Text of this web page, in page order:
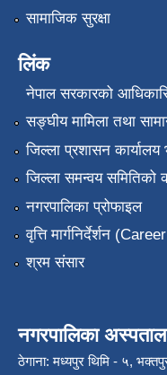
सामाजिक सुरक्षा
लिंक
नेपाल सरकारको
सङ्‍घीय मामिला तथा
जिल्ला प्रशासन कार्यालय
जिल्ला समन्वय समितिको
नगरपालिका प्रोफाइल
वृत्ति मार्गनिर्देर्शन
श्रम संसार
नगरपालिका अस्पताल
ठेगाना: मध्यपुर थिमि - ५,